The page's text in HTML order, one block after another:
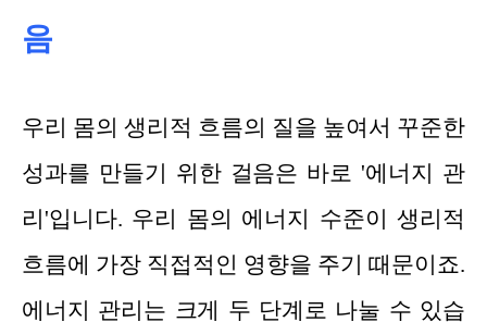
음
우리 몸의 생리적 흐름의 질을 높여서 꾸준한
성과를 만들기 위한 걸음은 바로 '에너지 관
리'입니다. 우리 몸의 에너지 수준이 생리적
흐름에 가장 직접적인 영향을 주기 때문이죠.
에너지 관리는 크게 두 단계로 나눌 수 있습